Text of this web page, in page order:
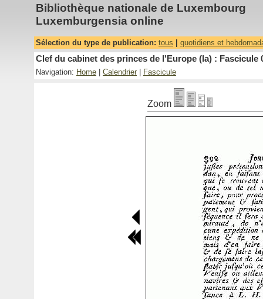
Bibliothèque nationale de Luxembourg
Luxemburgensia online
Sélection du type de publication: tous quotidiens et
Clef du cabinet des princes de l'Europe (la) : Fascicule
Navigation: Home Calendrier Fascicule
Zoom